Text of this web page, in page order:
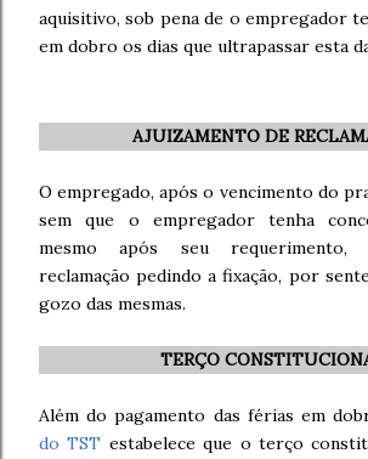
aquisitivo, sob pena de o empregador
em dobro os dias que ultrapassar esta
AJUIZAMENTO DE
O empregado, após o vencimento do
sem que o empregador tenha
mesmo após seu requerimento,
reclamação pedindo a fixação, por
gozo das mesmas.
TERÇO
Além do pagamento das férias em
do TST estabelece que o terço